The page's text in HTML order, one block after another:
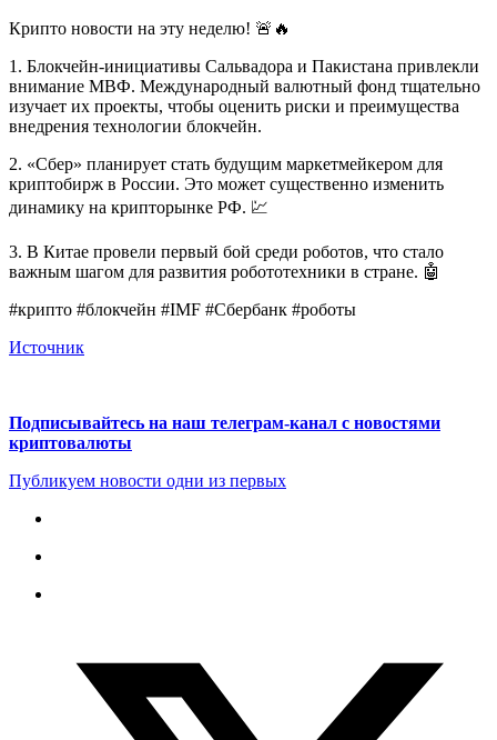
Крипто новости на эту неделю! 🚨🔥
1. Блокчейн-инициативы Сальвадора и Пакистана привлекли
внимание МВФ. Международный валютный фонд тщательно
изучает их проекты, чтобы оценить риски и преимущества
внедрения технологии блокчейн.
2. «Сбер» планирует стать будущим маркетмейкером для
криптобирж в России. Это может существенно изменить
динамику на крипторынке РФ. 💹
3. В Китае провели первый бой среди роботов, что стало
важным шагом для развития робототехники в стране. 🤖
#крипто #блокчейн #IMF #Сбербанк #роботы
Источник
Подписывайтесь на наш телеграм-канал с новостями
криптовалюты
Публикуем новости одни из первых